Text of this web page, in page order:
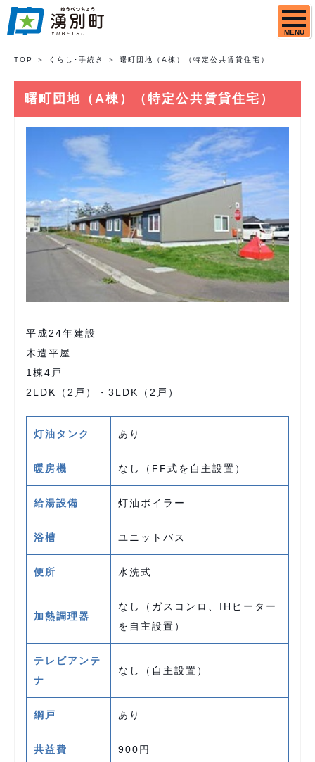
MENU
TOP くらし･手続き 曙町団地（A棟）（特定公共賃貸住宅）
曙町団地（A棟）（特定公共賃貸住宅）
平成24年建設
木造平屋
1棟4戸
2LDK（2戸）・3LDK（2戸）
灯油タンク あり
暖房機 なし（FF式を自主設置）
給湯設備 灯油ボイラー
浴槽 ユニットバス
便所 水洗式
加熱調理器
なし（ガスコンロ、IHヒーター
を自主設置）
テレビアンテ
ナ
なし（自主設置）
網戸 あり
共益費 900円